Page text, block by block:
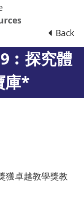
Back
探究體
庫*
獲卓越教學獎教